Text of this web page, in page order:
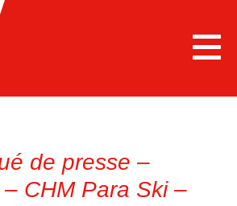
de presse –
CHM Para Ski –